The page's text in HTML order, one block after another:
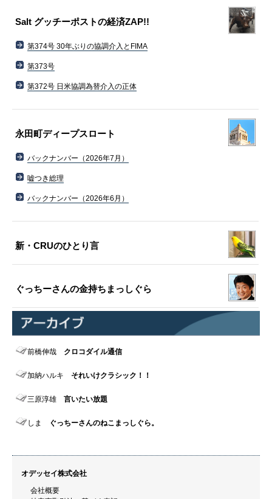
Salt グッチーポストの経済ZAP!!
第374号 30年ぶりの協調介入とFIMA
第373号
第372号 日米協調為替介入の正体
永田町ディープスロート
バックナンバー（2026年7月）
嘘つき総理
バックナンバー（2026年6月）
新・CRUのひとり言
ぐっちーさんの金持ちまっしぐら
前橋伸哉 クロコダイル通信
加納ハルキ それいけクラシック！！
三原淳雄 言いたい放題
しま ぐっちーさんのねこまっしぐら。
オデッセイ株式会社
会社概要